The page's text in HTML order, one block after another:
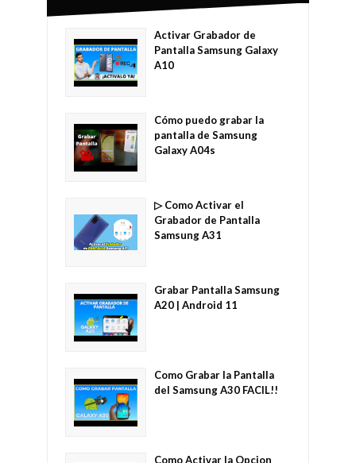
Activar Grabador de
Pantalla Samsung Galaxy
A10
Cómo puedo grabar la
pantalla de Samsung
Galaxy A04s
▷ Como Activar el
Grabador de Pantalla
Samsung A31
Grabar Pantalla Samsung
A20 | Android 11
Como Grabar la Pantalla
del Samsung A30 FACIL!!
Como Activar la Opcion